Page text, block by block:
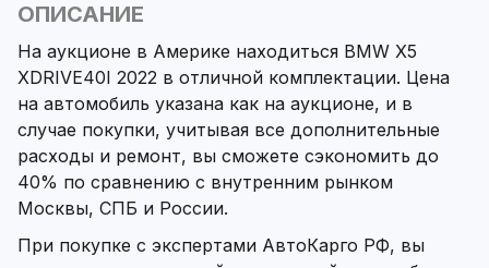
ОПИСАНИЕ
На аукционе в Америке находиться BMW X5
XDRIVE40I 2022 в отличной комплектации. Цена
на автомобиль указана как на аукционе, и в
случае покупки, учитывая все дополнительные
расходы и ремонт, вы сможете сэкономить до
40% по сравнению с внутренним рынком
Москвы, СПБ и России.
При покупке с экспертами АвтоКарго РФ, вы